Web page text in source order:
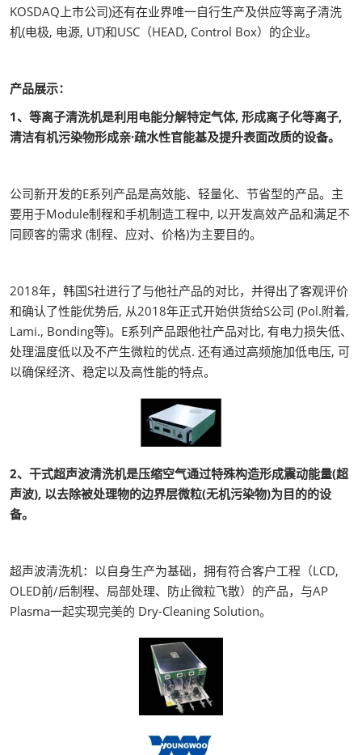
KOSDAQ上市公司)还有在业界唯一自行生产及供应等离子清洗
机(电极, 电源, UT)和USC（HEAD, Control Box）的企业。
产品展示：
1、等离子清洗机是利用电能分解特定气体, 形成离子化等离子,
清洁有机污染物形成亲·疏水性官能基及提升表面改质的设备。
公司新开发的E系列产品是高效能、轻量化、节省型的产品。主
要用于Module制程和手机制造工程中, 以开发高效产品和满足不
同顾客的需求 (制程、应对、价格)为主要目的。
2018年，韩国S社进行了与他社产品的对比，并得出了客观评价
和确认了性能优势后, 从2018年正式开始供货给S公司 (Pol.附着,
Lami., Bonding等)。E系列产品跟他社产品对比, 有电力损失低、
处理温度低以及不产生微粒的优点. 还有通过高频施加低电压, 可
以确保经济、稳定以及高性能的特点。
2、干式超声波清洗机是压缩空气通过特殊构造形成震动能量(超
声波), 以去除被处理物的边界层微粒(无机污染物)为目的的设
备。
超声波清洗机：以自身生产为基础，拥有符合客户工程（LCD,
OLED前/后制程、局部处理、防止微粒飞散）的产品，与AP
Plasma一起实现完美的 Dry-Cleaning Solution。